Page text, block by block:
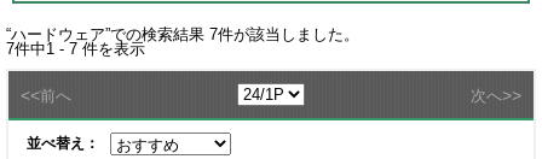
“ハードウェア”での検索結果 7件が該当しました。
7件中1 - 7 件を表示
<<前へ 次へ>>
並べ替え：